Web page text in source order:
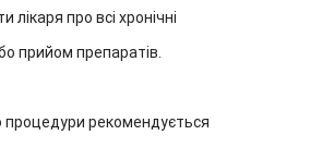
лікаря про всі хронічні
прийом препаратів.
процедури рекомендується